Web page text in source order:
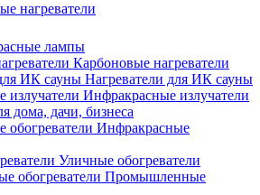
нагреватели
лампы
Карбоновые нагреватели
Нагреватели для ИК сауны
Инфракрасные излучатели
дома, дачи, бизнеса
Инфракрасные
Уличные обогреватели
Промышленные